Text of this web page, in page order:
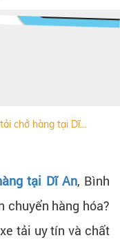
chở hàng tại Dĩ...
tại Dĩ An, Bình
chuyển hàng hóa?
tải uy tín và chất